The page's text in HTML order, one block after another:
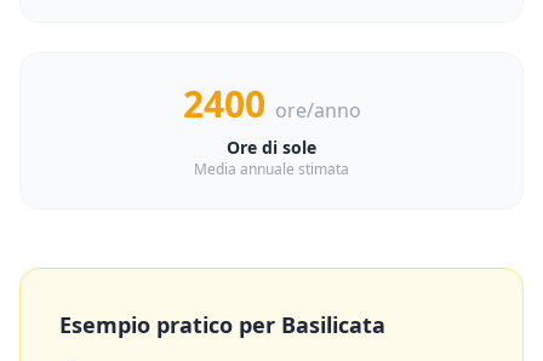
2400 ore/anno
Ore di sole
Media annuale stimata
Esempio pratico per Basilicata